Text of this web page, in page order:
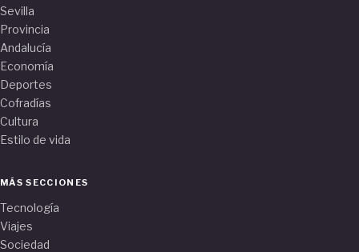
Sevilla
Provincia
Andalucía
Economía
Deportes
Cofradías
Cultura
Estilo de vida
MÁS SECCIONES
Tecnología
Viajes
Sociedad